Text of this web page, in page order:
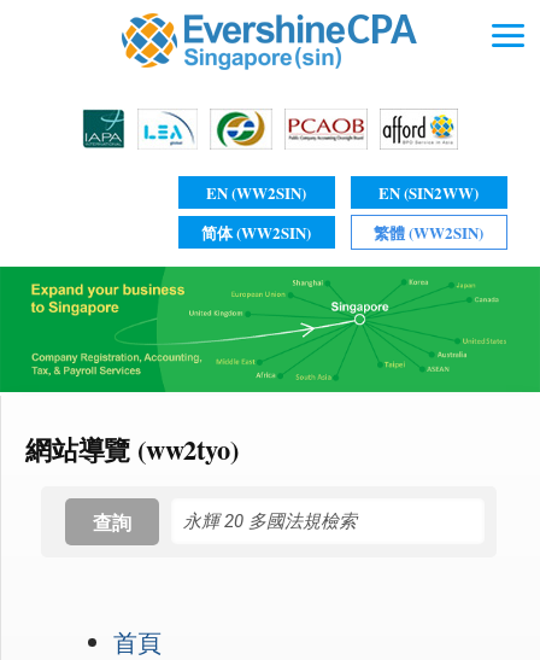
EN (WW2SIN)
EN (SIN2WW)
简体 (WW2SIN)
繁體 (WW2SIN)
網站導覽 (ww2tyo)
查詢
首頁